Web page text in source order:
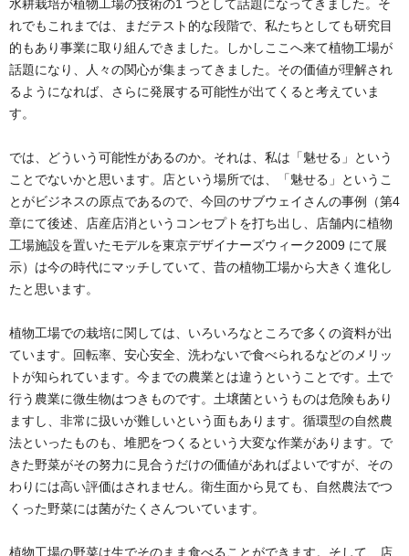
水耕栽培が植物工場の技術の1 つとして話題になってきました。そ
れでもこれまでは、まだテスト的な段階で、私たちとしても研究目
的もあり事業に取り組んできました。しかしここへ来て植物工場が
話題になり、人々の関心が集まってきました。その価値が理解され
るようになれば、さらに発展する可能性が出てくると考えていま
す。
では、どういう可能性があるのか。それは、私は「魅せる」という
ことでないかと思います。店という場所では、「魅せる」というこ
とがビジネスの原点であるので、今回のサブウェイさんの事例（第4
章にて後述、店産店消というコンセプトを打ち出し、店舗内に植物
工場施設を置いたモデルを東京デザイナーズウィーク2009 にて展
示）は今の時代にマッチしていて、昔の植物工場から大きく進化し
たと思います。
植物工場での栽培に関しては、いろいろなところで多くの資料が出
ています。回転率、安心安全、洗わないで食べられるなどのメリッ
トが知られています。今までの農業とは違うということです。土で
行う農業に微生物はつきものです。土壌菌というものは危険もあり
ますし、非常に扱いが難しいという面もあります。循環型の自然農
法といったものも、堆肥をつくるという大変な作業があります。で
きた野菜がその努力に見合うだけの価値があればよいですが、その
わりには高い評価はされません。衛生面から見ても、自然農法でつ
くった野菜には菌がたくさんついています。
植物工場の野菜は生でそのまま食べることができます。そして、店